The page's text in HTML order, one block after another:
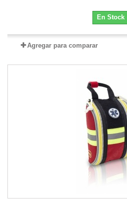
En Stock
Agregar para comparar